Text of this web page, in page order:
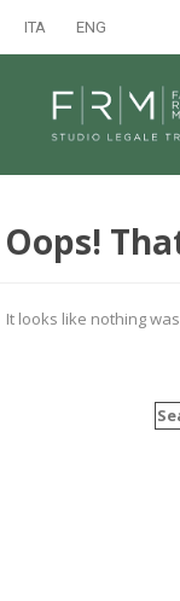
ITA ENG
Oops!
It looks like nothing